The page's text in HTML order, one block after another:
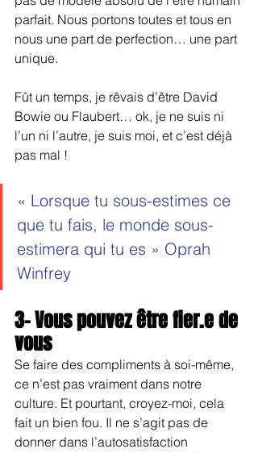
parfait. Nous portons toutes et tous en
nous une part de perfection… une part
unique.
Fût un temps, je rêvais d’être David
Bowie ou Flaubert… ok, je ne suis ni
l’un ni l’autre, je suis moi, et c’est déjà
pas mal !
« Lorsque tu sous-estimes ce
que tu fais, le monde sous-
estimera qui tu es » Oprah
Winfrey
3- Vous pouvez être fier.e de
vous
Se faire des compliments à soi-même,
ce n’est pas vraiment dans notre
culture. Et pourtant, croyez-moi, cela
fait un bien fou. Il ne s’agit pas de
donner dans l’autosatisfaction